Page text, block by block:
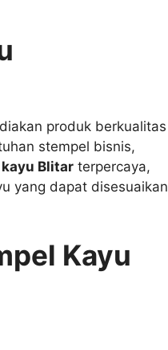
produk berkualitas
stempel bisnis,
Blitar terpercaya,
yang dapat disesuaikan
Kayu